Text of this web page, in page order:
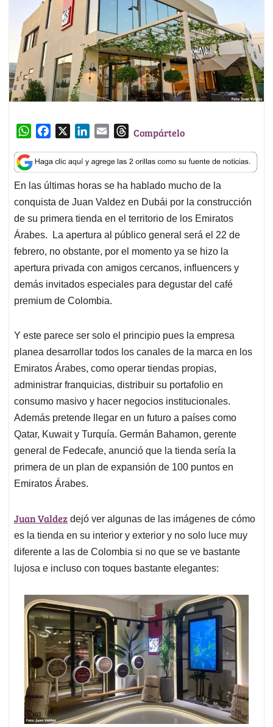
W
a
t
s
A
p
p
c
e
b
o
o
k
n
k
e
d
I
n
a
i
l
T
r
e
a
d
s
Compártelo
En las últimas horas se ha hablado mucho de la
conquista de Juan Valdez en Dubái por la construcción
de su primera tienda en el territorio de los Emiratos
Árabes. La apertura al público general será el 22 de
febrero, no obstante, por el momento ya se hizo la
apertura privada con amigos cercanos, influencers y
demás invitados especiales para degustar del café
premium de Colombia.
Y este parece ser solo el principio pues la empresa
planea desarrollar todos los canales de la marca en los
Emiratos Árabes, como operar tiendas propias,
administrar franquicias, distribuir su portafolio en
consumo masivo y hacer negocios institucionales.
Además pretende llegar en un futuro a países como
Qatar, Kuwait y Turquía. Germán Bahamon, gerente
general de Fedecafe, anunció que la tienda sería la
primera de un plan de expansión de 100 puntos en
Emiratos Árabes.
Juan Valdez dejó ver algunas de las imágenes de cómo
es la tienda en su interior y exterior y no solo luce muy
diferente a las de Colombia si no que se ve bastante
lujosa e incluso con toques bastante elegantes: